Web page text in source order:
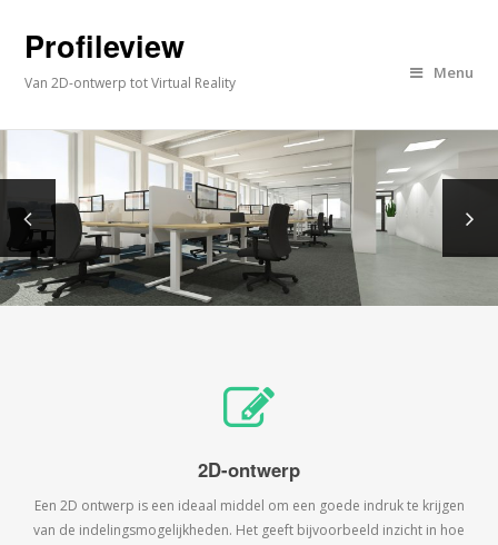
Profileview
Van 2D-ontwerp tot Virtual Reality
Menu
2D-ontwerp
Een 2D ontwerp is een ideaal middel om een goede indruk te krijgen
van de indelingsmogelijkheden. Het geeft bijvoorbeeld inzicht in hoe